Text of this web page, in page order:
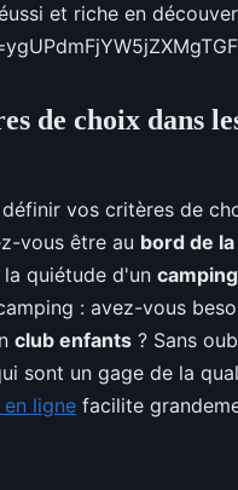
et riche en
de choix dans
vos critères de
vous être au bord de
quiétude d'un
: avez-vous
club enfants ? Sans
sont un gage de la
ligne facilite